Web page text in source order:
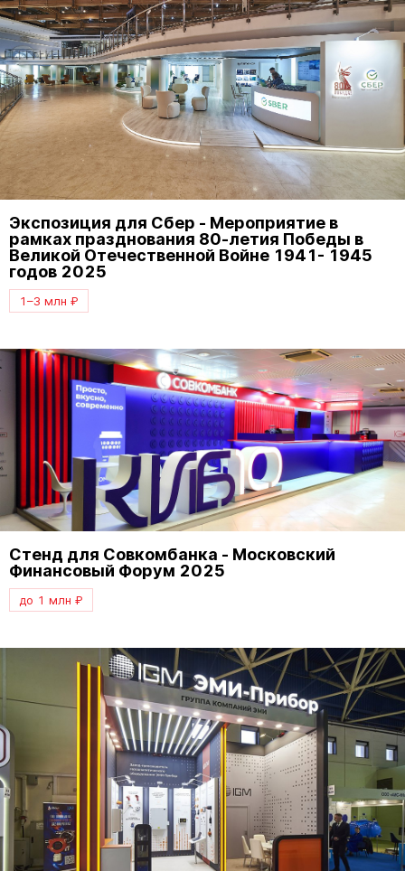
Экспозиция для Сбер - Мероприятие в
рамках празднования 80-летия Победы в
Великой Отечественной Войне 1941- 1945
годов 2025
1–3 млн ₽
Стенд для Совкомбанка - Московский
Финансовый Форум 2025
до 1 млн ₽